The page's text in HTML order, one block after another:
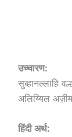
उच्चारण:
सुब्हानल्लाहि
अलिय्यिल
हिंदी अर्थ: